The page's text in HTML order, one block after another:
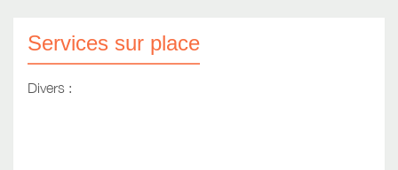
Services sur place
Divers :